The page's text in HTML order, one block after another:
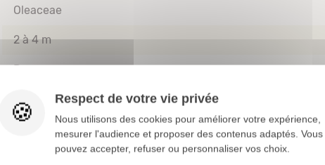
Oleaceae
2 à 4 m
Rose
Haie libre Isolé
Floraison printanière
Caduque
Respect de votre vie privée
Nous utilisons des cookies pour améliorer votre expérience,
mesurer l'audience et proposer des contenus adaptés. Vous
pouvez accepter, refuser ou personnaliser vos choix.